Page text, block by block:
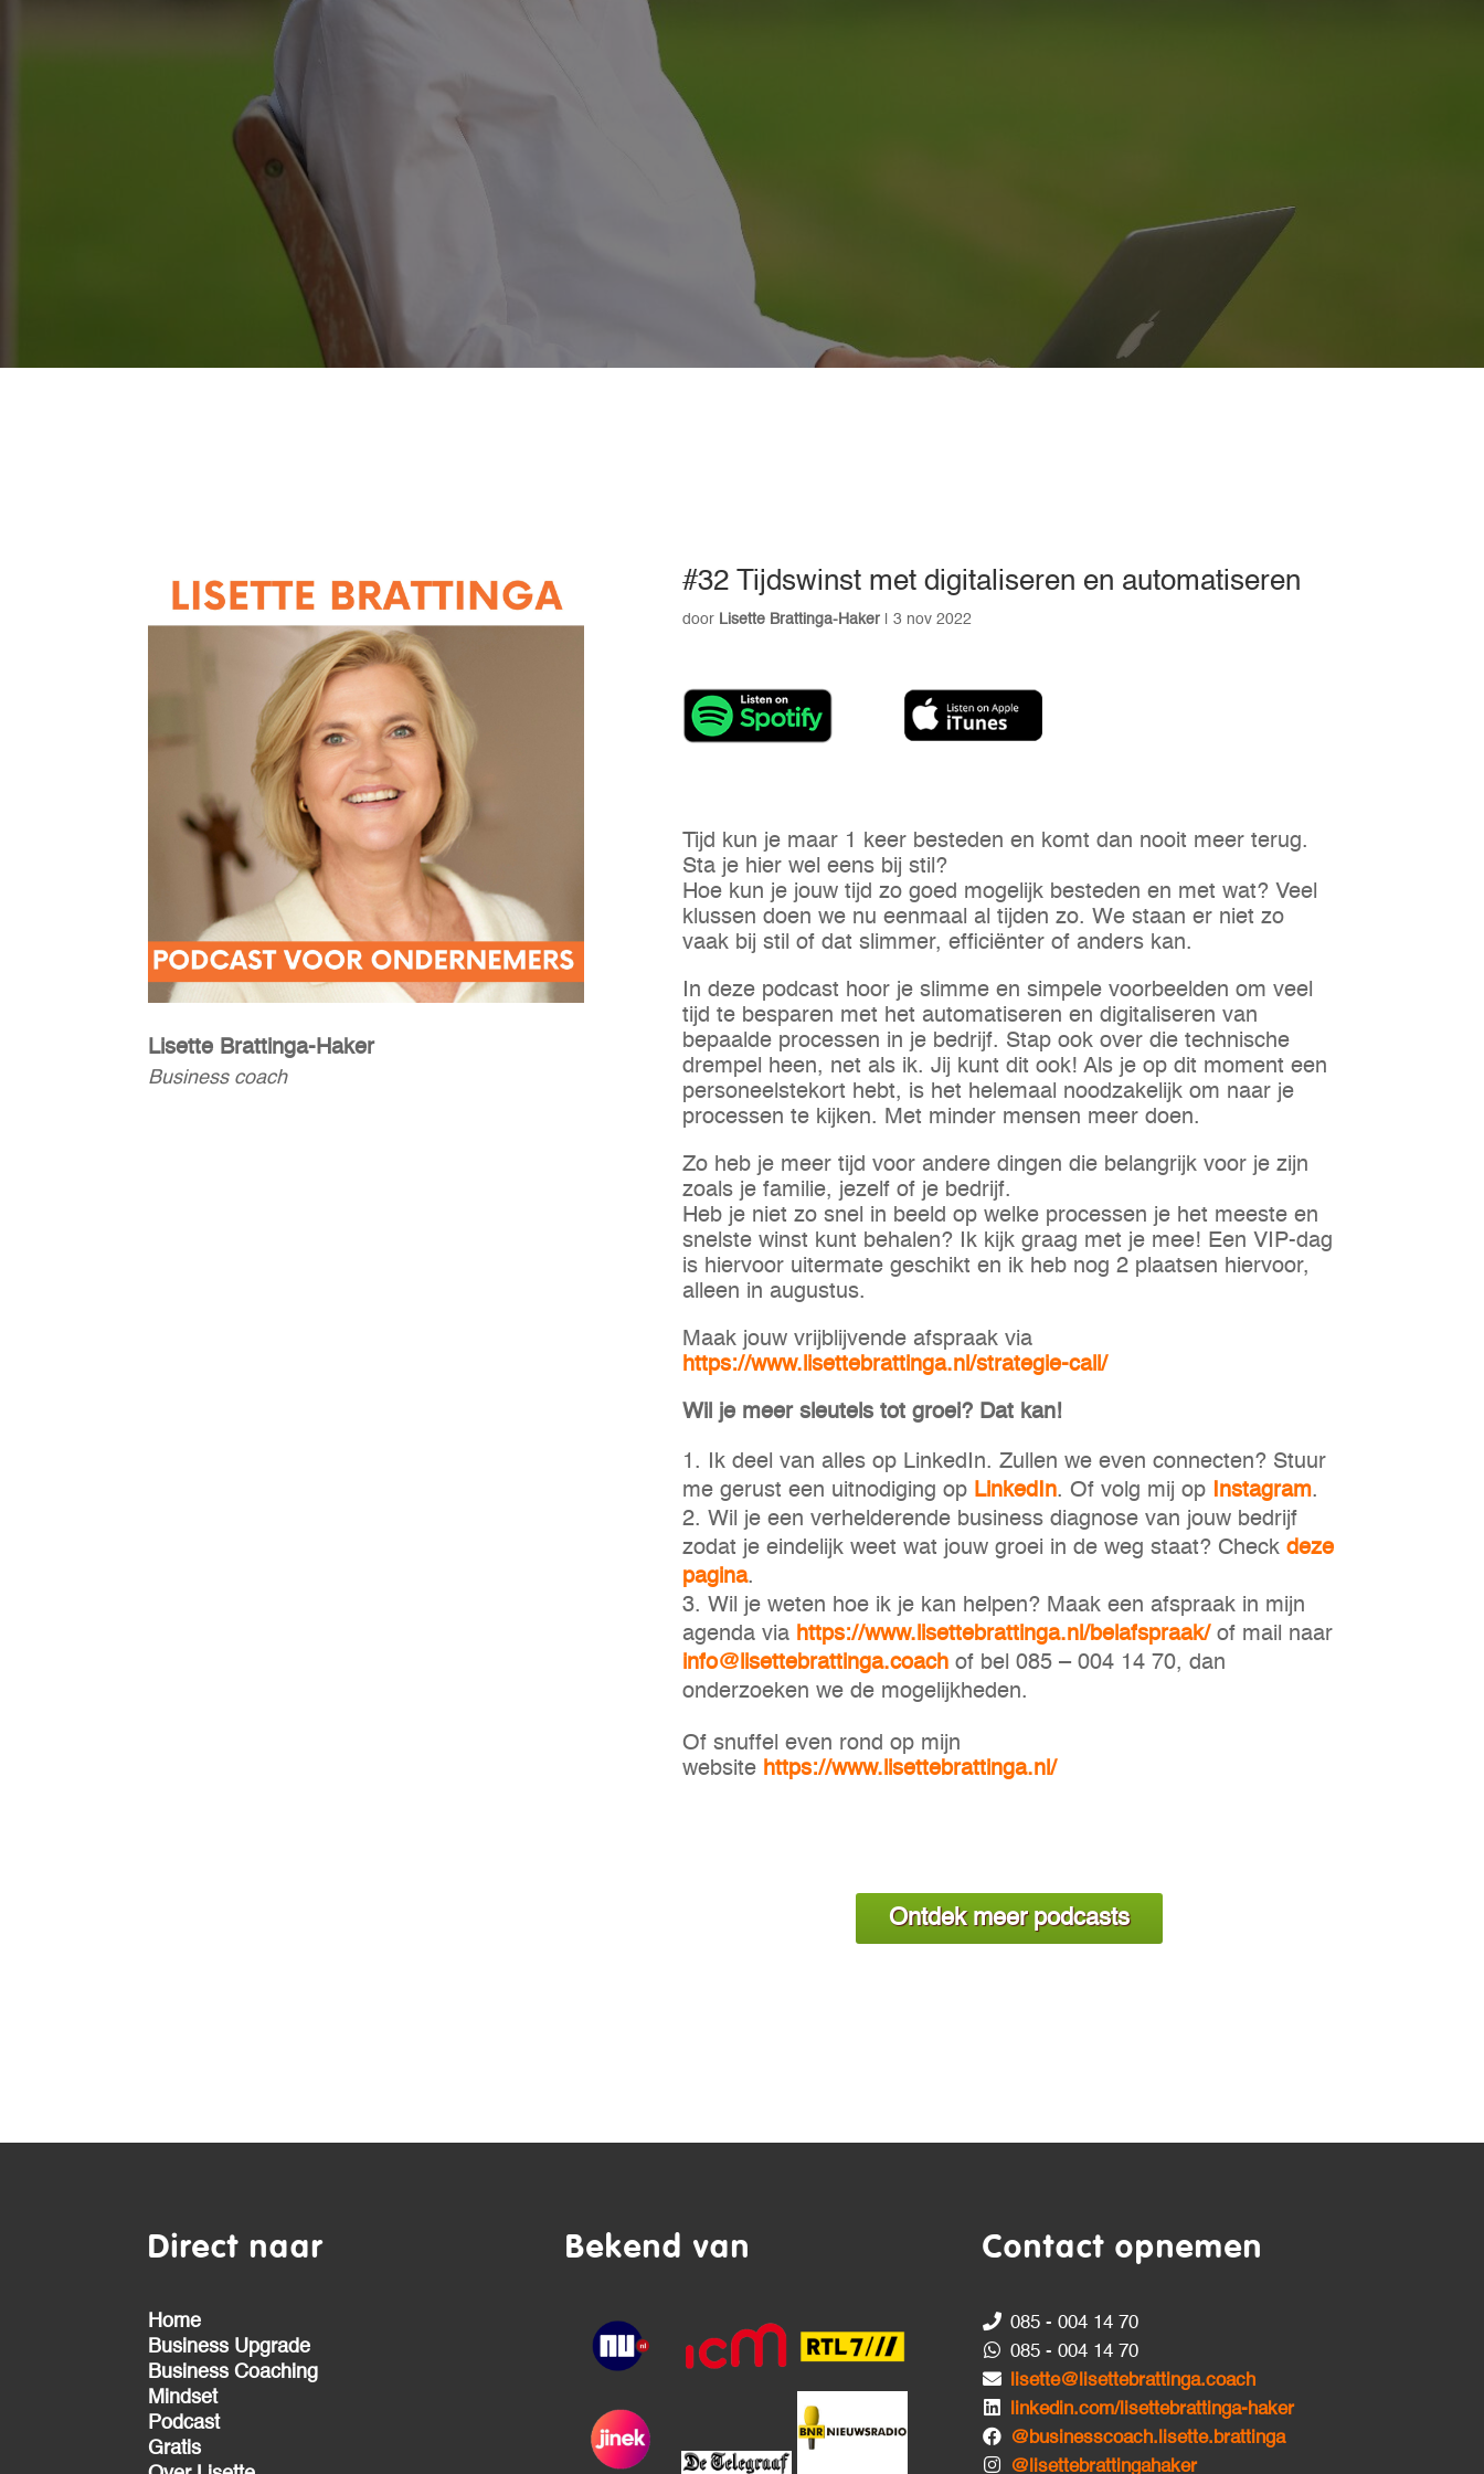
Lisette Brattinga-Haker
Business coach
#32 Tijdswinst met digitaliseren en automatiseren
door Lisette Brattinga-Haker |3 nov 2022
Tijd kun je maar 1 keer besteden en komt dan nooit meer terug.
Sta je hier wel eens bij stil?
Hoe kun je jouw tijd zo goed mogelijk besteden en met wat? Veel
klussen doen we nu eenmaal al tijden zo. We staan er niet zo
vaak bij stil of dat slimmer, efficiënter of anders kan.
In deze podcast hoor je slimme en simpele voorbeelden om veel
tijd te besparen met het automatiseren en digitaliseren van
bepaalde processen in je bedrijf. Stap ook over die technische
drempel heen, net als ik. Jij kunt dit ook! Als je op dit moment een
personeelstekort hebt, is het helemaal noodzakelijk om naar je
processen te kijken. Met minder mensen meer doen.
Zo heb je meer tijd voor andere dingen die belangrijk voor je zijn
zoals je familie, jezelf of je bedrijf.
Heb je niet zo snel in beeld op welke processen je het meeste en
snelste winst kunt behalen? Ik kijk graag met je mee! Een VIP-dag
is hiervoor uitermate geschikt en ik heb nog 2 plaatsen hiervoor,
alleen in augustus.
Maak jouw vrijblijvende afspraak via
https://www.lisettebrattinga.nl/strategie-call/
Wil je meer sleutels tot groei? Dat kan!
Ik deel van alles op LinkedIn. Zullen we even connecten? Stuur
me gerust een uitnodiging op LinkedIn. Of volg mij op Instagram.
Wil je een verhelderende business diagnose van jouw bedrijf
zodat je eindelijk weet wat jouw groei in de weg staat? Checkdeze
pagina.
Wil je weten hoe ik je kan helpen? Maak een afspraak in mijn
agenda via https://www.lisettebrattinga.nl/belafspraak/of mail naar
info@lisettebrattinga.coach of bel 085 – 004 14 70, dan
onderzoeken we de mogelijkheden.
Of snuffel even rond op mijn
website https://www.lisettebrattinga.nl/
Ontdek meer podcasts
Direct naar
Home
Business Upgrade
Business Coaching
Mindset
Podcast
Gratis
Bekend van Contact opnemen
085 - 004 14 70
085 - 004 14 70
lisette@lisettebrattinga.coach
linkedin.com/lisettebrattinga-haker
@businesscoach.lisette.brattinga
@lisettebrattingahaker